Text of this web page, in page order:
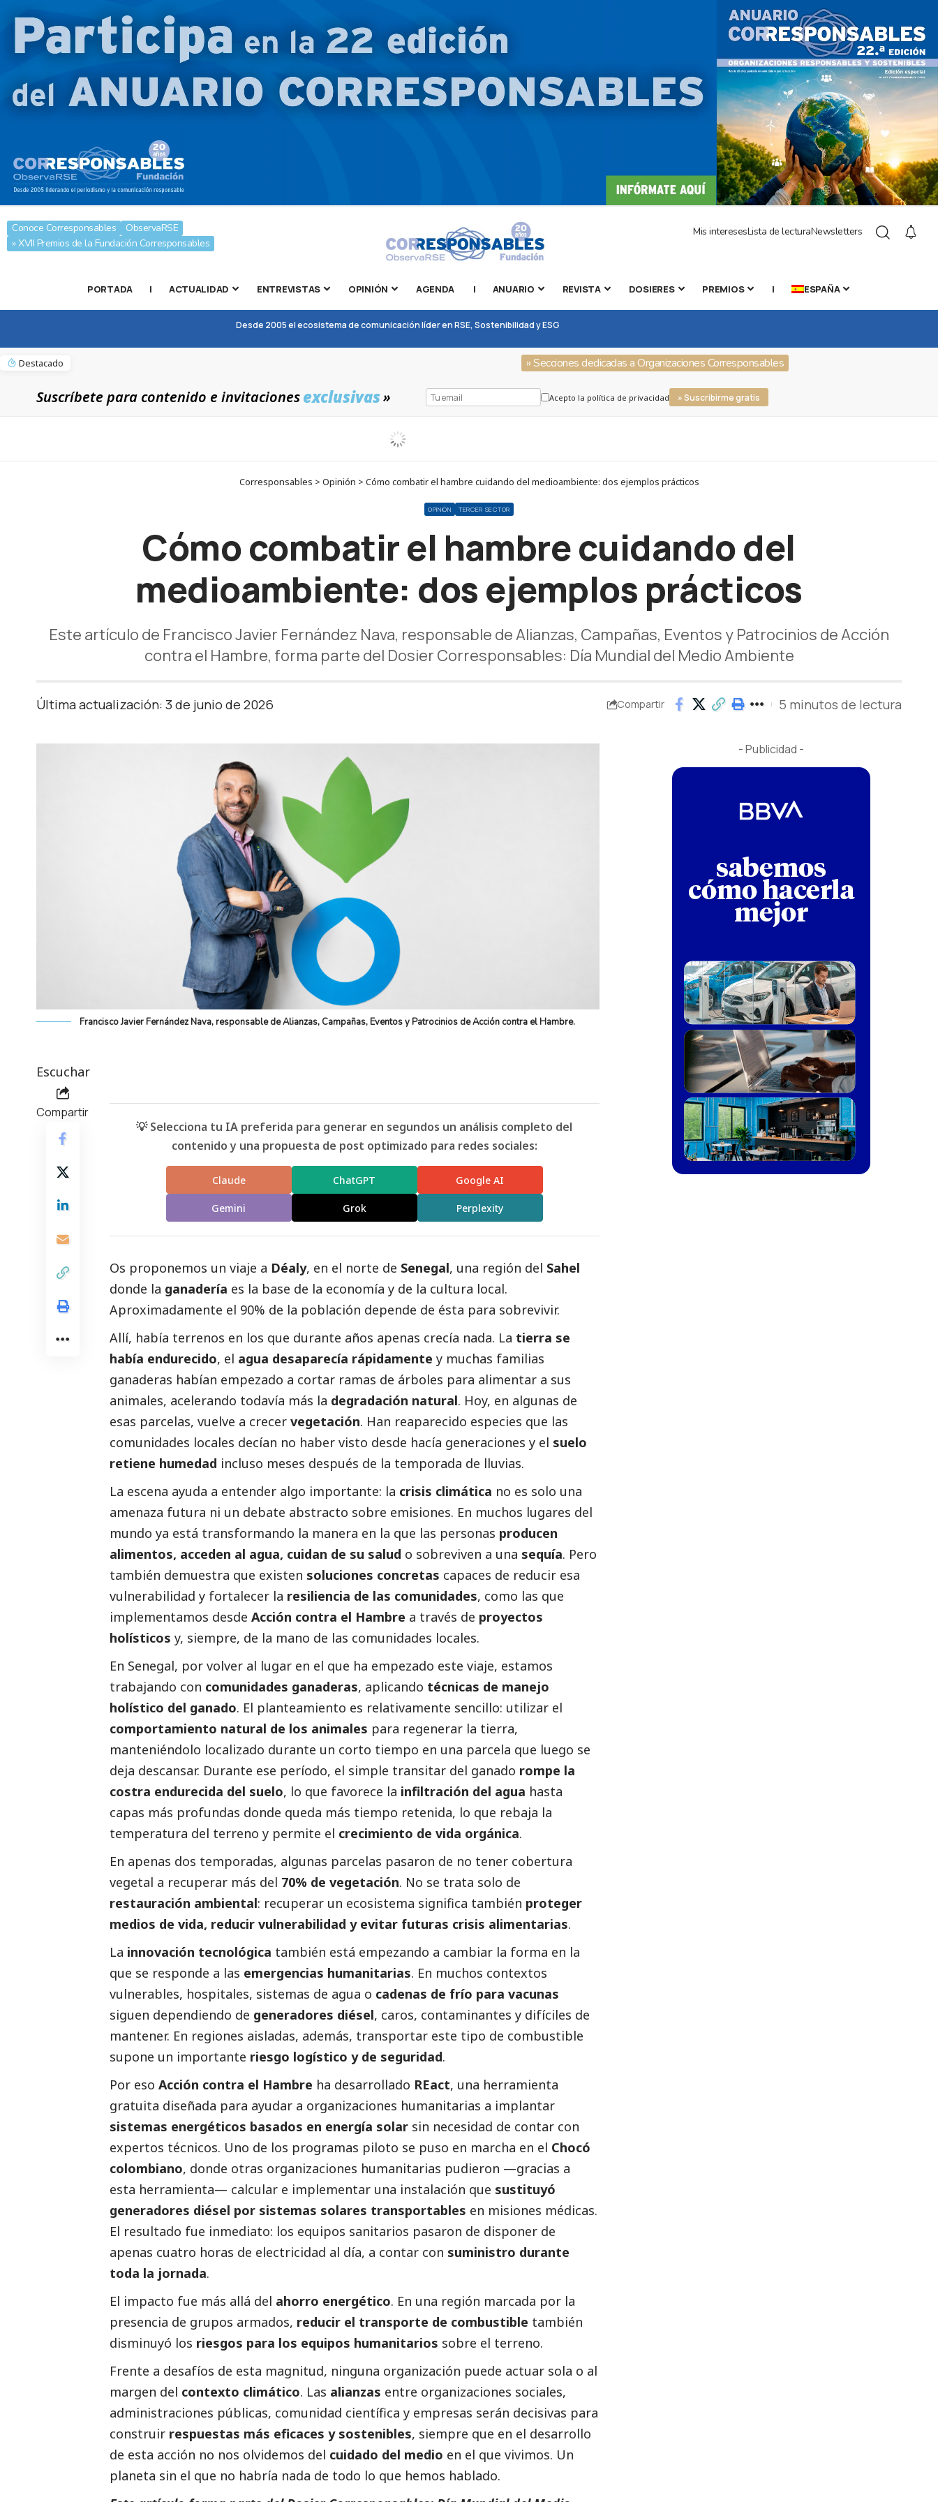
Conoce Corresponsables
ObservaRSE
» XVII Premios de la Fundación Corresponsables
Mis interesesLista de lecturaNewsletters
PORTADA | ACTUALIDAD ENTREVISTAS OPINIÓN AGENDA | ANUARIO REVISTA DOSIERES PREMIOS | ESPAÑA
Desde 2005 el ecosistema de comunicación líder en RSE, Sostenibilidad y ESG
Destacado » Secciones dedicadas a Organizaciones Corresponsables
Suscríbete para contenido e invitacionesexclusivas» Acepto la política de privacidad » Suscribirme gratis
Corresponsables > Opinión > Cómo combatir el hambre cuidando del medioambiente: dos ejemplos prácticos
OPINIÓN TERCER SECTOR
Cómo combatir el hambre cuidando del
medioambiente: dos ejemplos prácticos
Este artículo de Francisco Javier Fernández Nava, responsable de Alianzas, Campañas, Eventos y Patrocinios de Acción
contra el Hambre, forma parte del Dosier Corresponsables: Día Mundial del Medio Ambiente
Última actualización: 3 de junio de 2026 Compartir 5 minutos de lectura
Francisco Javier Fernández Nava, responsable de Alianzas, Campañas, Eventos y Patrocinios de Acción contra el Hambre.
Escuchar
Compartir
💡 Selecciona tu IA preferida para generar en segundos un análisis completo del
contenido y una propuesta de post optimizado para redes sociales:
Claude ChatGPT Google AI
Gemini Grok Perplexity
Os proponemos un viaje a Déaly, en el norte de Senegal, una región del Sahel
donde la ganadería es la base de la economía y de la cultura local.
Aproximadamente el 90% de la población depende de ésta para sobrevivir.
Allí, había terrenos en los que durante años apenas crecía nada. La tierra se
había endurecido, el agua desaparecía rápidamente y muchas familias
ganaderas habían empezado a cortar ramas de árboles para alimentar a sus
animales, acelerando todavía más la degradación natural. Hoy, en algunas de
esas parcelas, vuelve a crecer vegetación. Han reaparecido especies que las
comunidades locales decían no haber visto desde hacía generaciones y el suelo
retiene humedad incluso meses después de la temporada de lluvias.
La escena ayuda a entender algo importante: la crisis climática no es solo una
amenaza futura ni un debate abstracto sobre emisiones. En muchos lugares del
mundo ya está transformando la manera en la que las personas producen
alimentos, acceden al agua, cuidan de su salud o sobreviven a una sequía. Pero
también demuestra que existen soluciones concretas capaces de reducir esa
vulnerabilidad y fortalecer la resiliencia de las comunidades, como las que
implementamos desde Acción contra el Hambre a través de proyectos
holísticos y, siempre, de la mano de las comunidades locales.
En Senegal, por volver al lugar en el que ha empezado este viaje, estamos
trabajando con comunidades ganaderas, aplicando técnicas de manejo
holístico del ganado. El planteamiento es relativamente sencillo: utilizar el
comportamiento natural de los animales para regenerar la tierra,
manteniéndolo localizado durante un corto tiempo en una parcela que luego se
deja descansar. Durante ese período, el simple transitar del ganado rompe la
costra endurecida del suelo, lo que favorece la infiltración del agua hasta
capas más profundas donde queda más tiempo retenida, lo que rebaja la
temperatura del terreno y permite el crecimiento de vida orgánica.
En apenas dos temporadas, algunas parcelas pasaron de no tener cobertura
vegetal a recuperar más del 70% de vegetación. No se trata solo de
restauración ambiental: recuperar un ecosistema significa también proteger
medios de vida, reducir vulnerabilidad y evitar futuras crisis alimentarias.
La innovación tecnológica también está empezando a cambiar la forma en la
que se responde a las emergencias humanitarias. En muchos contextos
vulnerables, hospitales, sistemas de agua o cadenas de frío para vacunas
siguen dependiendo de generadores diésel, caros, contaminantes y difíciles de
mantener. En regiones aisladas, además, transportar este tipo de combustible
supone un importante riesgo logístico y de seguridad.
Por eso Acción contra el Hambre ha desarrollado REact, una herramienta
gratuita diseñada para ayudar a organizaciones humanitarias a implantar
sistemas energéticos basados en energía solar sin necesidad de contar con
expertos técnicos. Uno de los programas piloto se puso en marcha en el Chocó
colombiano, donde otras organizaciones humanitarias pudieron —gracias a
esta herramienta— calcular e implementar una instalación que sustituyó
generadores diésel por sistemas solares transportables en misiones médicas.
El resultado fue inmediato: los equipos sanitarios pasaron de disponer de
apenas cuatro horas de electricidad al día, a contar con suministro durante
toda la jornada.
El impacto fue más allá del ahorro energético. En una región marcada por la
presencia de grupos armados, reducir el transporte de combustible también
disminuyó los riesgos para los equipos humanitarios sobre el terreno.
Frente a desafíos de esta magnitud, ninguna organización puede actuar sola o al
margen del contexto climático. Las alianzas entre organizaciones sociales,
administraciones públicas, comunidad científica y empresas serán decisivas para
construir respuestas más eficaces y sostenibles, siempre que en el desarrollo
de esta acción no nos olvidemos del cuidado del medio en el que vivimos. Un
planeta sin el que no habría nada de todo lo que hemos hablado.
- Publicidad -